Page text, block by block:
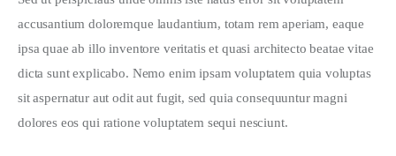
accusantium doloremque laudantium, totam rem aperiam, eaque
ipsa quae ab illo inventore veritatis et quasi architecto beatae vitae
dicta sunt explicabo. Nemo enim ipsam voluptatem quia voluptas
sit aspernatur aut odit aut fugit, sed quia consequuntur magni
dolores eos qui ratione voluptatem sequi nesciunt.